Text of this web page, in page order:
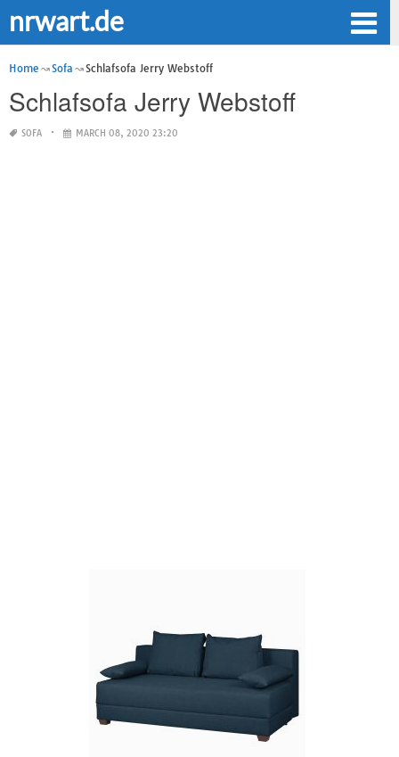
nrwart.de
Home Sofa Schlafsofa Jerry Webstoff
Schlafsofa Jerry Webstoff
SOFA MARCH 08, 2020 23:20